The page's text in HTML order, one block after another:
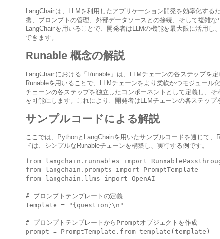
LangChainは、LLMを利用したアプリケーション開発を効率化す
携、プロンプトの管理、外部データソースとの接続、そして複雑
LangChainを用いることで、開発者はLLMの機能を最大限に活用
できます。
Runable 概念の解説
LangChainにおける「Runable」は、LLMチェーンの各ステップを
Runableを用いることで、LLMチェーンをより柔軟かつモジュール
チェーンの各ステップを独立したコンポーネントとして定義し、
を可能にします。これにより、開発者はLLMチェーンの各ステッ
サンプルコードによる解説
ここでは、PythonとLangChainを用いたサンプルコードを通じて
ドは、シンプルなRunableチェーンを構築し、実行する例です。
from langchain.runnables import
from langchain.prompts import PromptTemplate
from langchain.llms import OpenAI
# プロンプトテンプレートの定義
template = "{question}\n"
# プロンプトテンプレートからPromptオブジェクトを作成
prompt = PromptTemplate.from_template(template)